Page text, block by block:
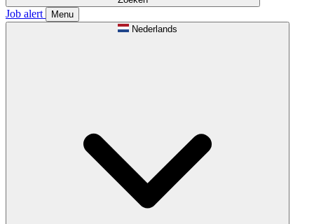
Job alert
Menu
Nederlands